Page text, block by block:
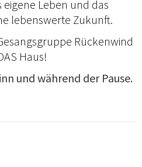
Leben und das
lebenswerte Zukunft.
Rückenwind
Haus!
und während der Pause.